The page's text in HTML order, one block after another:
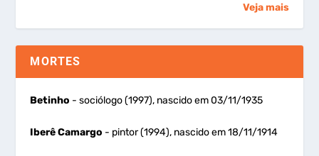
Veja mais
MORTES
Betinho - sociólogo (1997), nascido em 03/11/1935
Iberê Camargo - pintor (1994), nascido em 18/11/1914